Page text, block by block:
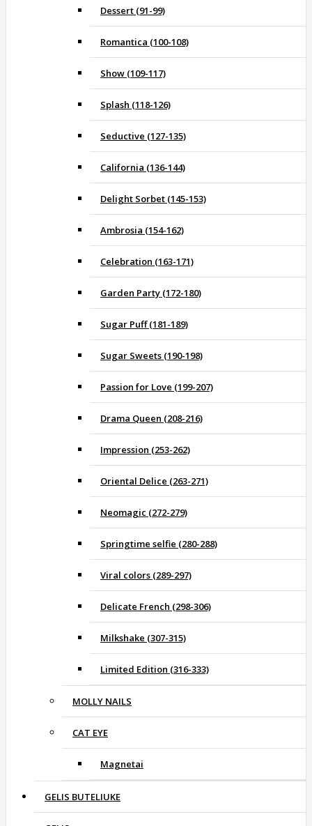
Dessert (91-99)
Romantica (100-108)
Show (109-117)
Splash (118-126)
Seductive (127-135)
California (136-144)
Delight Sorbet (145-153)
Ambrosia (154-162)
Celebration (163-171)
Garden Party (172-180)
Sugar Puff (181-189)
Sugar Sweets (190-198)
Passion for Love (199-207)
Drama Queen (208-216)
Impression (253-262)
Oriental Delice (263-271)
Neomagic (272-279)
Springtime selfie (280-288)
Viral colors (289-297)
Delicate French (298-306)
Milkshake (307-315)
Limited Edition (316-333)
MOLLY NAILS
CAT EYE
Magnetai
GELIS BUTELIUKE